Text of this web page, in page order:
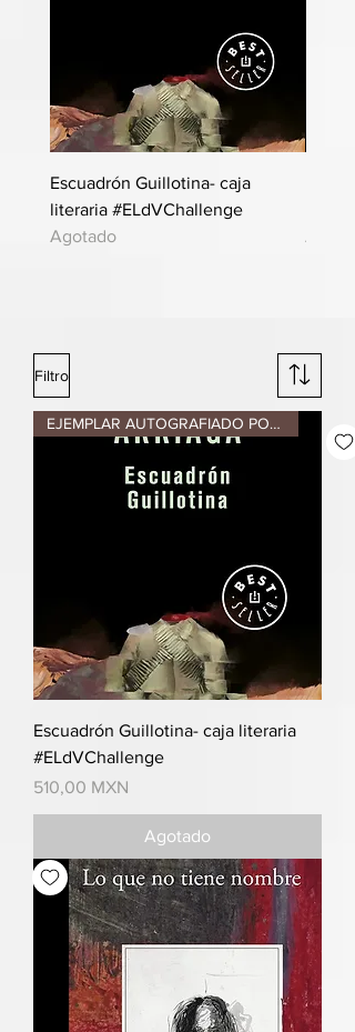
Escuadrón Guillotina- caja
literaria #ELdVChallenge
Agotado
Filtro
EJEMPLAR AUTOGRAFIADO POR AUTO
Escuadrón Guillotina- caja literaria
#ELdVChallenge
Precio
510,00 MXN
Agotado